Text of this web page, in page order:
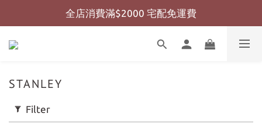
全店消費滿$999 超商免運費
全店消費滿$2000 宅配免運費
全店消費滿$999 超商免運費
STANLEY
Filter